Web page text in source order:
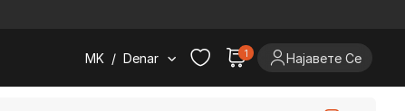
MK / Denar 1 Најавете Се